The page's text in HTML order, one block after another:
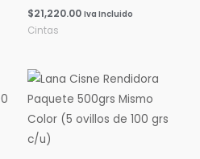
$21,220.00 Iva Incluido
Cintas
Rango
de
precios:
desde
$0.00